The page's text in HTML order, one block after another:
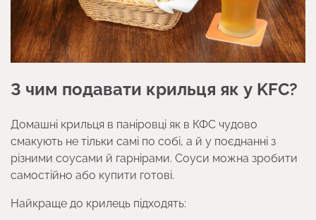
З чим подавати крильця як у KFC?
Домашні крильця в паніровці як в КФС чудово
смакують не тільки самі по собі, а й у поєднанні з
різними соусами й гарнірами. Соуси можна зробити
самостійно або купити готові.
Найкраще до крилець підходять: